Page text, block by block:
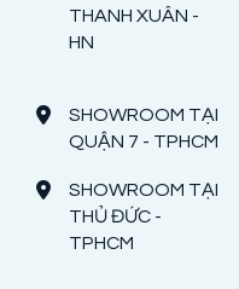
THANH XUÂN -
HN
SHOWROOM TẠI
QUẬN 7 - TPHCM
SHOWROOM TẠI
THỦ ĐỨC -
TPHCM